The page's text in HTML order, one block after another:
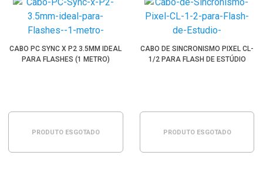
CABO PC SYNC X P2 3.5MM IDEAL
PARA FLASHES (1 METRO)
PRODUTO ESGOTADO
CABO DE SINCRONISMO PIXEL CL-
1/2 PARA FLASH DE ESTÚDIO
PRODUTO ESGOTADO